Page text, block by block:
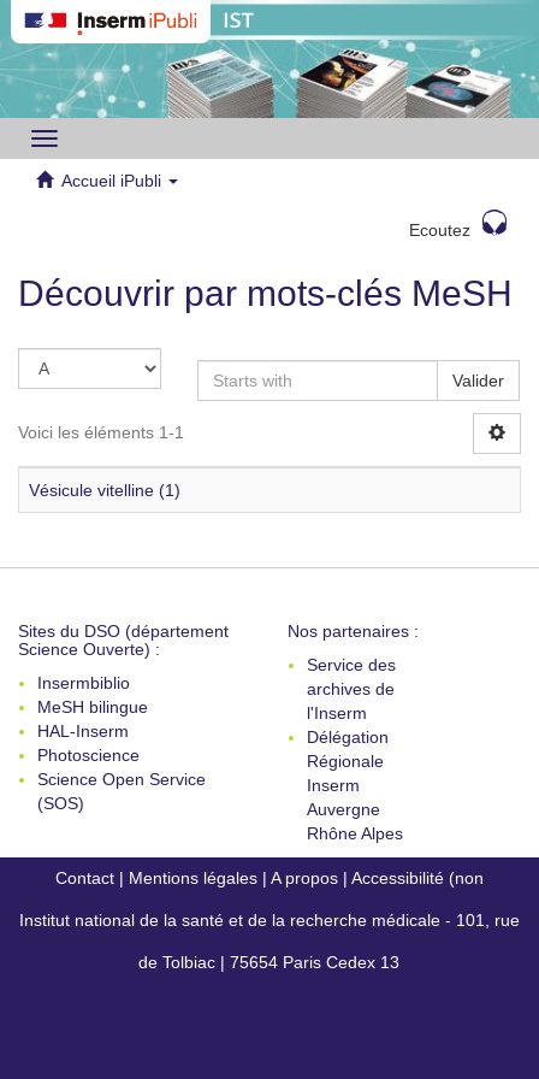
Toggle
navigation
Accueil iPubli
Ecoutez
Découvrir par mots-clés MeSH
Valider
Voici les éléments 1-1
Vésicule vitelline (1)
Sites du DSO (département
Science Ouverte) :
Insermbiblio
MeSH bilingue
HAL-Inserm
Photoscience
Science Open Service
(SOS)
Nos partenaires :
Service des
archives de
l'Inserm
Délégation
Régionale
Inserm
Auvergne
Rhône Alpes
Contact | Mentions légales | A propos | Accessibilité (non
conforme)
Institut national de la santé et de la recherche médicale - 101, rue
de Tolbiac | 75654 Paris Cedex 13